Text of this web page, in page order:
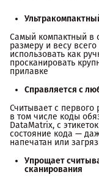
Самый компактный в
размеру и весу
использовать как
просканировать
прилавке
Справляется с
Считывает с
в том числе коды
DataMatrix, с
состояние кода —
напечатан или
Упрощает
сканирования